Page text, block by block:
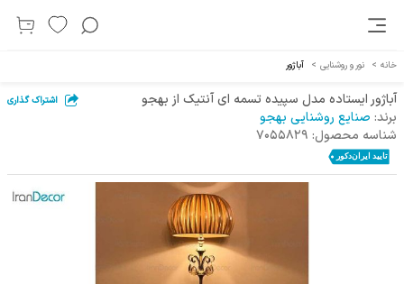
خانه > نور و روشنایی > آباژور
آباژور ایستاده مدل سپیده تسمه ای آنتیک از بهجو اشتراک گذاری
برند: صنایع روشنایی بهجو
شناسه محصول: 7055829